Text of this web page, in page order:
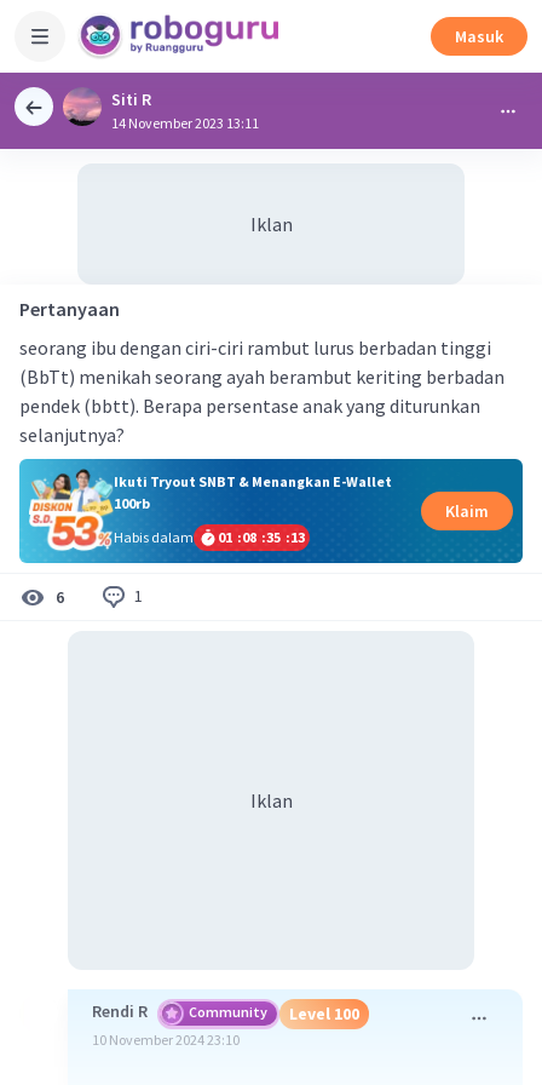
Masuk
Siti R
14 November 2023 13:11
Iklan
Pertanyaan
seorang ibu dengan ciri-ciri rambut lurus berbadan tinggi
(BbTt) menikah seorang ayah berambut keriting berbadan
pendek (bbtt). Berapa persentase anak yang diturunkan
selanjutnya?
Ikuti Tryout SNBT & Menangkan E-Wallet
100rb
Habis dalam
01 :08 :35 :12
Klaim
6 1
Iklan
Rendi R Community Level 100
10 November 2024 23:10